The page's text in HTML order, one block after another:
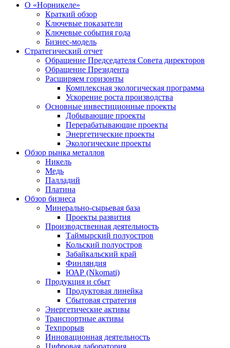
О «Норникеле»
Краткий обзор
Ключевые показатели
Ключевые события года
Бизнес-модель
Стратегический отчет
Обращение Председателя Совета директоров
Обращение Президента
Расширяем горизонты
Комплексная экологическая программа
Ускорение роста производства
Основные инвестиционные проекты
Добывающие проекты
Перерабатывающие проекты
Энергетические проекты
Экологические проекты
Обзор рынка металлов
Никель
Медь
Палладий
Платина
Обзор бизнеса
Минерально-сырьевая база
Проекты развития
Производственная деятельность
Таймырский полуостров
Кольский полуостров
Забайкальский край
Финляндия
ЮАР (Nkomati)
Продукция и сбыт
Продуктовая линейка
Сбытовая стратегия
Энергетические активы
Транспортные активы
Техпрорыв
Инновационная деятельность
Цифровая лаборатория